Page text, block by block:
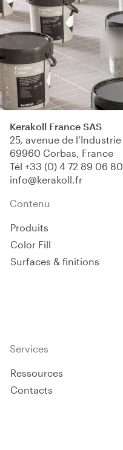
Kerakoll France SAS
25, avenue de l’Industrie
69960 Corbas, France
Tél +33 (0) 4 72 89 06 80
info@kerakoll.fr
Contenu
Produits
Color Fill
Surfaces & finitions
Services
Ressources
Contacts